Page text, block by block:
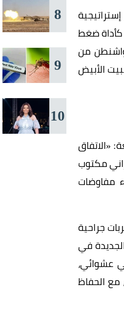
كأداة ضغط
من
الأبيض
«الاتفاق
مكتوب
مفاوضات
جراحية
في
عشوائي،
الحفاظ
8
9
10